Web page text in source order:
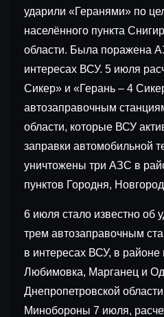
ударили «Геранями» по
населённого пункта
области. Была поражена
интересах ВСУ. 5 июля
Сикер» и «Герань – 4
автозаправочным
области, которые ВСУ
заправки автомобильной
уничтожены три АЗС в
пунктов Городня,
6 июля стало известно об
трем автозаправочным
в интересах ВСУ, в районе
Любимовка, Марганец и
Днепропетровской
Минобороны 7 июля,